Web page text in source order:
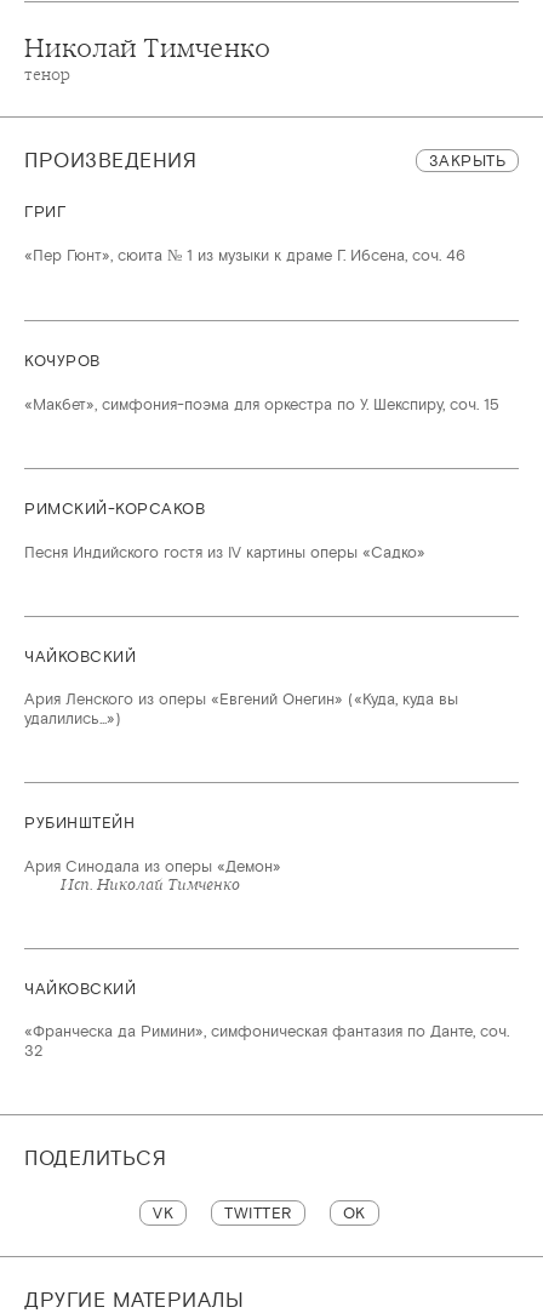
Николай Тимченко
тенор
ПРОИЗВЕДЕНИЯ ЗАКРЫТЬ
ГРИГ
«Пер Гюнт», сюита № 1 из музыки к драме Г. Ибсена, соч. 46
КОЧУРОВ
«Макбет», симфония-поэма для оркестра по У. Шекспиру, соч. 15
РИМСКИЙ-КОРСАКОВ
Песня Индийского гостя из IV картины оперы «Садко»
ЧАЙКОВСКИЙ
Ария Ленского из оперы «Евгений Онегин» («Куда, куда вы
удалились...»)
РУБИНШТЕЙН
Ария Синодала из оперы «Демон»
Исп. Николай Тимченко
ЧАЙКОВСКИЙ
«Франческа да Римини», симфоническая фантазия по Данте, соч.
32
ПОДЕЛИТЬСЯ
VK TWITTER OK
ДРУГИЕ МАТЕРИАЛЫ